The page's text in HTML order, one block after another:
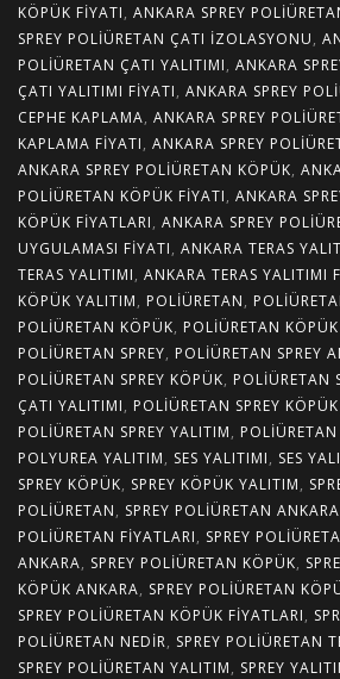
KÖPÜK FIYATI, ANKARA SPREY
SPREY POLIÜRETAN ÇATI İZOLASYONU,
POLIÜRETAN ÇATI YALITIMI, ANKARA
ÇATI YALITIMI FIYATI, ANKARA SPREY
CEPHE KAPLAMA, ANKARA SPREY
KAPLAMA FIYATI, ANKARA SPREY
ANKARA SPREY POLIÜRETAN KÖPÜK,
POLIÜRETAN KÖPÜK FIYATI, ANKARA
KÖPÜK FIYATLARI, ANKARA SPREY
UYGULAMASI FIYATI, ANKARA TERAS
TERAS YALITIMI, ANKARA TERAS YALITIMI
KÖPÜK YALITIM, POLIÜRETAN,
POLIÜRETAN KÖPÜK, POLIÜRETAN
POLIÜRETAN SPREY, POLIÜRETAN SPREY
POLIÜRETAN SPREY KÖPÜK, POLIÜRETAN
ÇATI YALITIMI, POLIÜRETAN SPREY
POLIÜRETAN SPREY YALITIM,
POLYUREA YALITIM, SES YALITIMI, SES
SPREY KÖPÜK, SPREY KÖPÜK YALITIM,
POLIÜRETAN, SPREY POLIÜRETAN ANKARA
POLIÜRETAN FIYATLARI, SPREY
ANKARA, SPREY POLIÜRETAN KÖPÜK,
KÖPÜK ANKARA, SPREY POLIÜRETAN
SPREY POLIÜRETAN KÖPÜK FIYATLARI,
POLIÜRETAN NEDIR, SPREY POLIÜRETAN
SPREY POLIÜRETAN YALITIM, SPREY